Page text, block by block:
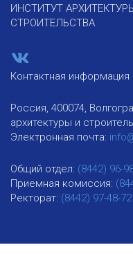
ИНСТИТУТ
СТРОИТЕЛЬСТВА
Контактная информация
Россия, 400074,
архитектуры и
Электронная почта:
Общий отдел: (8442) 96-
Приемная комиссия:
Ректорат: (8442) 97-48-72